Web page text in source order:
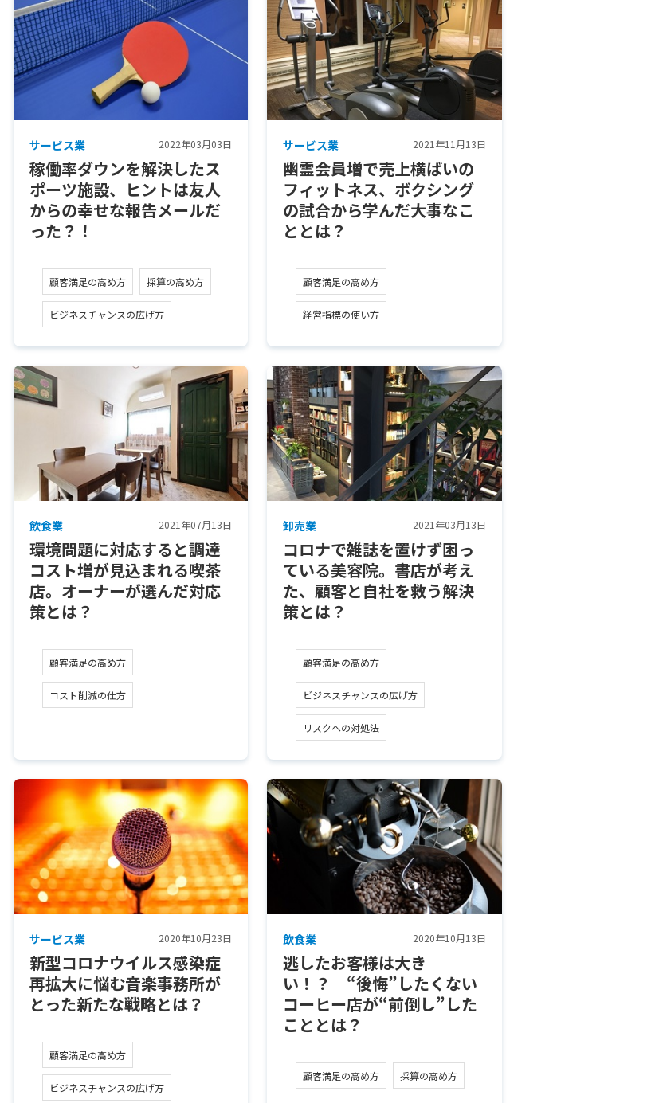
サービス業 2022年03月03日
稼働率ダウンを解決したス
ポーツ施設、ヒントは友人
からの幸せな報告メールだ
った？！
顧客満足の高め方 採算の高め方
ビジネスチャンスの広げ方
サービス業 2021年11月13日
幽霊会員増で売上横ばいの
フィットネス、ボクシング
の試合から学んだ大事なこ
ととは？
顧客満足の高め方
経営指標の使い方
飲食業 2021年07月13日
環境問題に対応すると調達
コスト増が見込まれる喫茶
店。オーナーが選んだ対応
策とは？
顧客満足の高め方
コスト削減の仕方
卸売業 2021年03月13日
コロナで雑誌を置けず困っ
ている美容院。書店が考え
た、顧客と自社を救う解決
策とは？
顧客満足の高め方
ビジネスチャンスの広げ方
リスクへの対処法
サービス業 2020年10月23日
新型コロナウイルス感染症
再拡大に悩む音楽事務所が
とった新たな戦略とは？
顧客満足の高め方
ビジネスチャンスの広げ方
飲食業 2020年10月13日
逃したお客様は大き
い！？ “後悔”したくない
コーヒー店が“前倒し”した
こととは？
顧客満足の高め方 採算の高め方